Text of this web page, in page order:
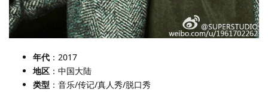
年代 ：2017
地区 ：中国大陆
类型 ：音乐/传记/真人秀/脱口秀